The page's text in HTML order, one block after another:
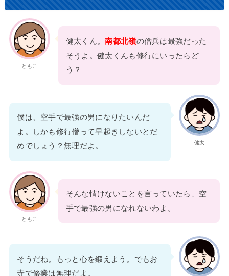
ともこ
健太くん。南都北嶺の僧兵は最強だった
そうよ。健太くんも修行にいったらど
う？
健太
僕は、空手で最強の男になりたいんだ
よ。しかも修行僧って早起きしないとだ
めでしょう？無理だよ。
ともこ
そんな情けないことを言っていたら、空
手で最強の男になれないわよ。
そうだね。もっと心を鍛えよう。でもお
寺で修業は無理だよ。